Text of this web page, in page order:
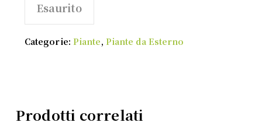
Esaurito
Categorie: Piante, Piante da Esterno
Prodotti correlati